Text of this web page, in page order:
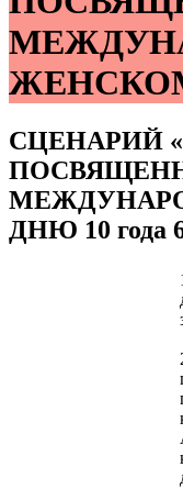
СЦЕНАРИЙ
ДНЮ 10 года